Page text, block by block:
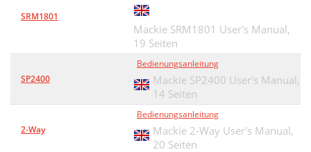
SRM1801
Mackie SRM1801 User's Manual,
19 Seiten
SP2400
Bedienungsanleitung
Mackie SP2400 User's Manual,
14 Seiten
2-Way
Bedienungsanleitung
Mackie 2-Way User's Manual,
20 Seiten